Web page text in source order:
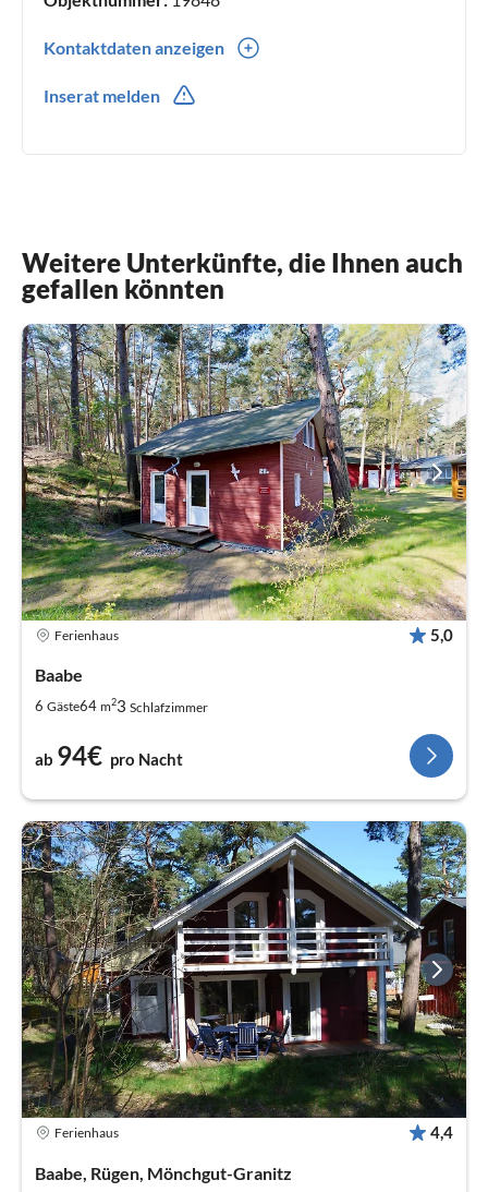
Kontaktdaten anzeigen
Inserat melden
Weitere Unterkünfte, die Ihnen auch
gefallen könnten
Ferienhaus 5,0
Baabe
6 Gäste64 m23 Schlafzimmer
ab 94€ pro Nacht
Ferienhaus 4,4
Baabe, Rügen, Mönchgut-Granitz